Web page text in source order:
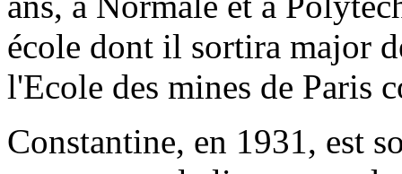
école dont il sortira major
l'Ecole des mines de Paris
Constantine, en 1931, est